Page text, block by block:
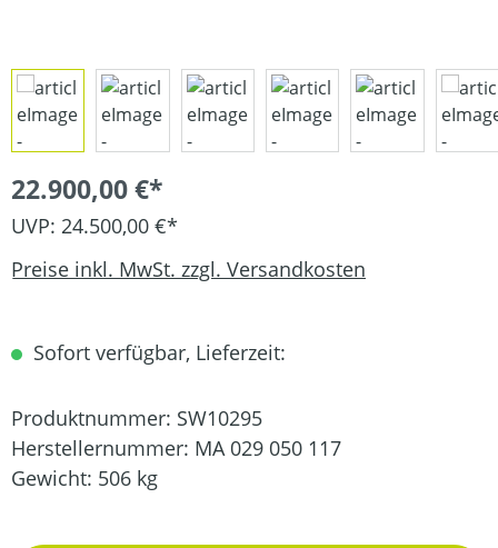
22.900,00 €*
UVP: 24.500,00 €*
Preise inkl. MwSt. zzgl. Versandkosten
Sofort verfügbar, Lieferzeit:
Produktnummer: SW10295
Herstellernummer: MA 029 050 117
Gewicht: 506 kg